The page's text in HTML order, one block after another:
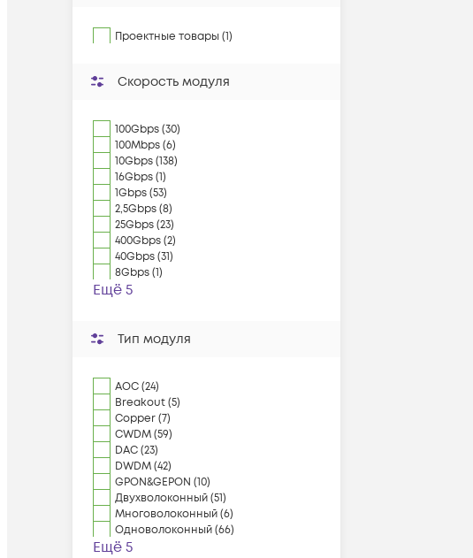
Проектные товары (1)
Скорость модуля
100Gbps (30)
100Mbps (6)
10Gbps (138)
16Gbps (1)
1Gbps (53)
2,5Gbps (8)
25Gbps (23)
400Gbps (2)
40Gbps (31)
8Gbps (1)
Ещё 5
Тип модуля
AOC (24)
Breakout (5)
Copper (7)
CWDM (59)
DAC (23)
DWDM (42)
GPON&GEPON (10)
Двухволоконный (51)
Многоволоконный (6)
Одноволоконный (66)
Ещё 5